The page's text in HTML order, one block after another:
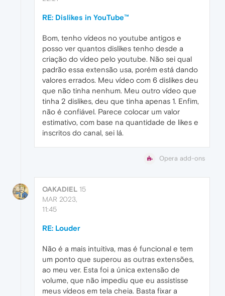
RE: Dislikes in YouTube™
Bom, tenho vídeos no youtube antigos e
posso ver quantos dislikes tenho desde a
criação do vídeo pelo youtube. Não sei qual
padrão essa extensão usa, porém está dando
valores errados. Meu vídeo com 6 dislikes deu
que não tinha nenhum. Meu outro vídeo que
tinha 2 dislikes, deu que tinha apenas 1. Enfim,
não é confiável. Parece colocar um valor
estimativo, com base na quantidade de likes e
inscritos do canal, sei lá.
Opera add-ons
OAKADIEL 15
MAR 2023,
11:45
RE: Louder
Não é a mais intuitiva, mas é funcional e tem
um ponto que superou as outras extensões,
ao meu ver. Esta foi a única extensão de
volume, que não impediu que eu assistisse
meus vídeos em tela cheia. Basta fixar a